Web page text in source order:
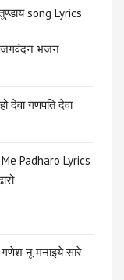
song Lyrics
जगवंदन भजन
देवा गणपति देवा
Padharo Lyrics
नू मनाइये सारे